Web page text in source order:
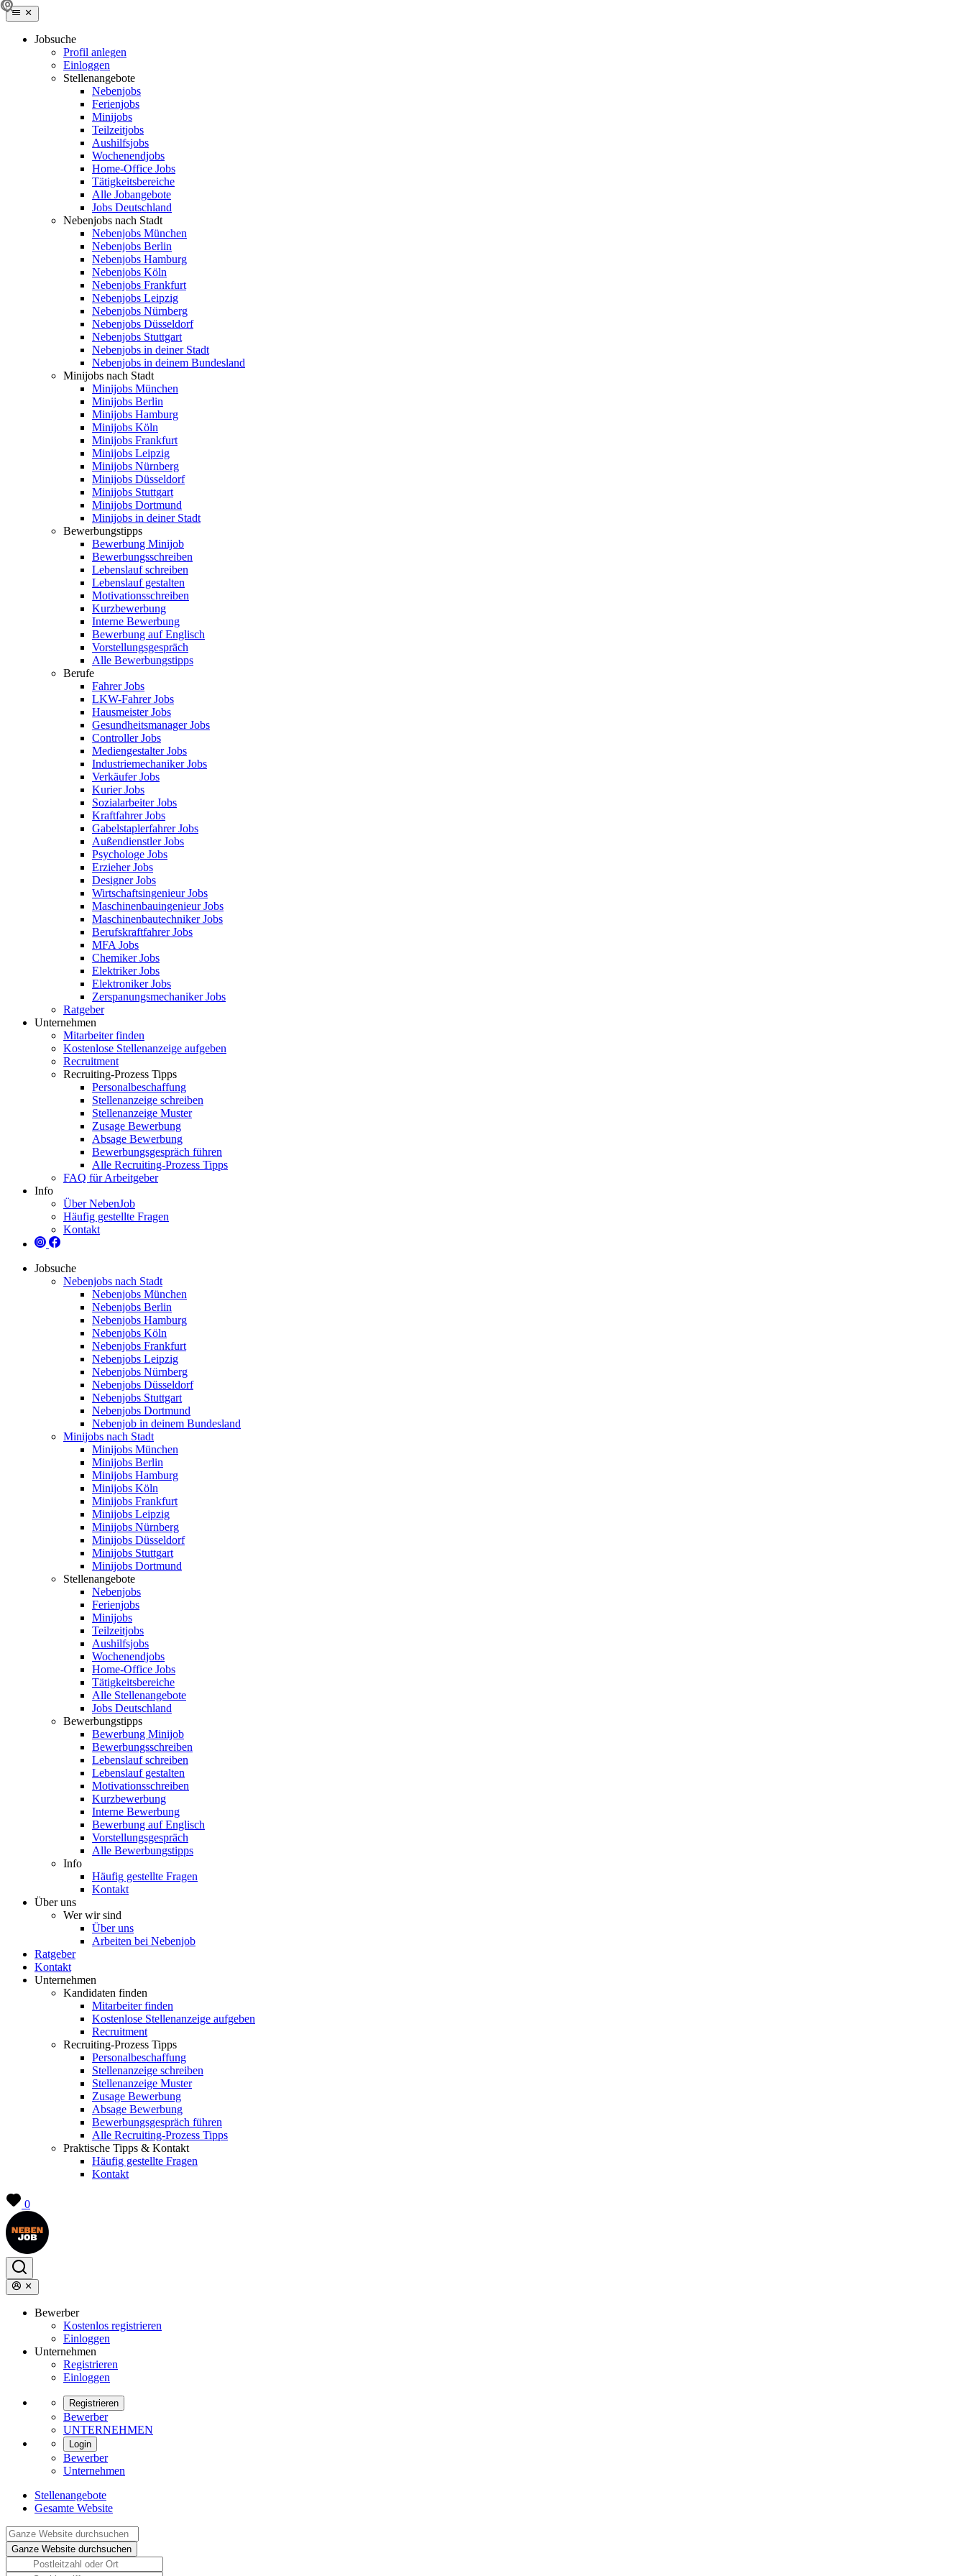
Jobsuche
Profil anlegen
Einloggen
Stellenangebote
Nebenjobs
Ferienjobs
Minijobs
Teilzeitjobs
Aushilfsjobs
Wochenendjobs
Home-Office Jobs
Tätigkeitsbereiche
Alle Jobangebote
Jobs Deutschland
Nebenjobs nach Stadt
Nebenjobs München
Nebenjobs Berlin
Nebenjobs Hamburg
Nebenjobs Köln
Nebenjobs Frankfurt
Nebenjobs Leipzig
Nebenjobs Nürnberg
Nebenjobs Düsseldorf
Nebenjobs Stuttgart
Nebenjobs in deiner Stadt
Nebenjobs in deinem Bundesland
Minijobs nach Stadt
Minijobs München
Minijobs Berlin
Minijobs Hamburg
Minijobs Köln
Minijobs Frankfurt
Minijobs Leipzig
Minijobs Nürnberg
Minijobs Düsseldorf
Minijobs Stuttgart
Minijobs Dortmund
Minijobs in deiner Stadt
Bewerbungstipps
Bewerbung Minijob
Bewerbungsschreiben
Lebenslauf schreiben
Lebenslauf gestalten
Motivationsschreiben
Kurzbewerbung
Interne Bewerbung
Bewerbung auf Englisch
Vorstellungsgespräch
Alle Bewerbungstipps
Berufe
Fahrer Jobs
LKW-Fahrer Jobs
Hausmeister Jobs
Gesundheitsmanager Jobs
Controller Jobs
Mediengestalter Jobs
Industriemechaniker Jobs
Verkäufer Jobs
Kurier Jobs
Sozialarbeiter Jobs
Kraftfahrer Jobs
Gabelstaplerfahrer Jobs
Außendienstler Jobs
Psychologe Jobs
Erzieher Jobs
Designer Jobs
Wirtschaftsingenieur Jobs
Maschinenbauingenieur Jobs
Maschinenbautechniker Jobs
Berufskraftfahrer Jobs
MFA Jobs
Chemiker Jobs
Elektriker Jobs
Elektroniker Jobs
Zerspanungsmechaniker Jobs
Ratgeber
Unternehmen
Mitarbeiter finden
Kostenlose Stellenanzeige aufgeben
Recruitment
Recruiting-Prozess Tipps
Personalbeschaffung
Stellenanzeige schreiben
Stellenanzeige Muster
Zusage Bewerbung
Absage Bewerbung
Bewerbungsgespräch führen
Alle Recruiting-Prozess Tipps
FAQ für Arbeitgeber
Info
Über NebenJob
Häufig gestellte Fragen
Kontakt
Jobsuche
Nebenjobs nach Stadt
Nebenjobs München
Nebenjobs Berlin
Nebenjobs Hamburg
Nebenjobs Köln
Nebenjobs Frankfurt
Nebenjobs Leipzig
Nebenjobs Nürnberg
Nebenjobs Düsseldorf
Nebenjobs Stuttgart
Nebenjobs Dortmund
Nebenjob in deinem Bundesland
Minijobs nach Stadt
Minijobs München
Minijobs Berlin
Minijobs Hamburg
Minijobs Köln
Minijobs Frankfurt
Minijobs Leipzig
Minijobs Nürnberg
Minijobs Düsseldorf
Minijobs Stuttgart
Minijobs Dortmund
Stellenangebote
Nebenjobs
Ferienjobs
Minijobs
Teilzeitjobs
Aushilfsjobs
Wochenendjobs
Home-Office Jobs
Tätigkeitsbereiche
Alle Stellenangebote
Jobs Deutschland
Bewerbungstipps
Bewerbung Minijob
Bewerbungsschreiben
Lebenslauf schreiben
Lebenslauf gestalten
Motivationsschreiben
Kurzbewerbung
Interne Bewerbung
Bewerbung auf Englisch
Vorstellungsgespräch
Alle Bewerbungstipps
Info
Häufig gestellte Fragen
Kontakt
Über uns
Wer wir sind
Über uns
Arbeiten bei Nebenjob
Ratgeber
Kontakt
Unternehmen
Kandidaten finden
Mitarbeiter finden
Kostenlose Stellenanzeige aufgeben
Recruitment
Recruiting-Prozess Tipps
Personalbeschaffung
Stellenanzeige schreiben
Stellenanzeige Muster
Zusage Bewerbung
Absage Bewerbung
Bewerbungsgespräch führen
Alle Recruiting-Prozess Tipps
Praktische Tipps & Kontakt
Häufig gestellte Fragen
Kontakt
0
Bewerber
Kostenlos registrieren
Einloggen
Unternehmen
Registrieren
Einloggen
Registrieren
Bewerber
UNTERNEHMEN
Login
Bewerber
Unternehmen
Stellenangebote
Gesamte Website